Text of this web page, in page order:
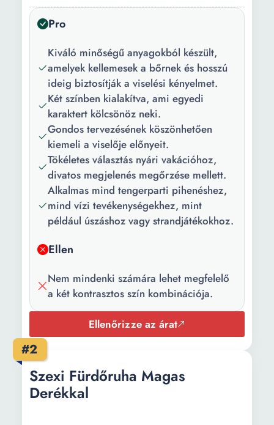
Márkavonal:
Fürdőruha
Melltartó
típusa:
Merevítő:
Nincs
Nyakkivágás:
Amerikai
Bikini típusa:
Klasszikus
Külső anyag::
Polieszter elasztan
Pro
Kiváló minőségű anyagokból készült,
amelyek kellemesek a bőrnek és hosszú
ideig biztosítják a viselési kényelmet.
Két színben kialakítva, ami egyedi
karaktert kölcsönöz neki.
Gondos tervezésének köszönhetően
kiemeli a viselője előnyeit.
Tökéletes választás nyári vakációhoz,
divatos megjelenés megőrzése mellett.
Alkalmas mind tengerparti pihenéshez,
mind vízi tevékenységekhez, mint
például úszáshoz vagy strandjátékokhoz.
Ellen
Nem mindenki számára lehet megfelelő
a két kontrasztos szín kombinációja.
Ellenőrizze az árat
#2
Szexi Fürdőruha Magas
Derékkal